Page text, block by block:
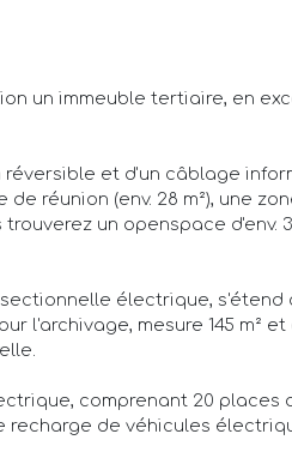
un immeuble tertiaire, en
et d'un câblage
de réunion (env. 28 m²), une
trouverez un openspace
électrique, s'étend
l'archivage, mesure 145
comprenant 20
de véhicules